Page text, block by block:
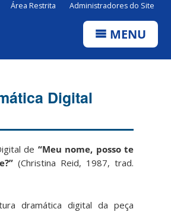
Área Restrita Administradores do Site
MENU
Digital
de “Meu nome, posso te
(Christina Reid, 1987, trad.
dramática digital da peça